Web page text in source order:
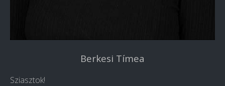
Berkesi Tímea
Sziasztok!